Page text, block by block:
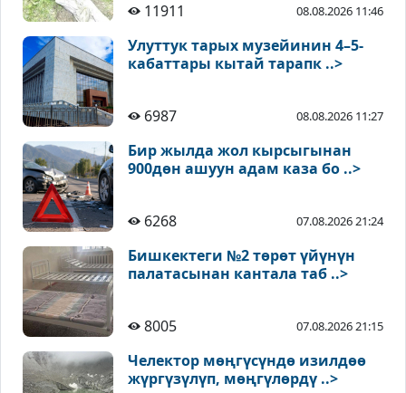
11911 08.08.2026 11:46
Улуттук тарых музейинин 4–5-
кабаттары кытай тарапк ..>
6987 08.08.2026 11:27
Бир жылда жол кырсыгынан
900дөн ашуун адам каза бо ..>
6268 07.08.2026 21:24
Бишкектеги №2 төрөт үйүнүн
палатасынан кантала таб ..>
8005 07.08.2026 21:15
Челектор мөңгүсүндө изилдөө
жүргүзүлүп, мөңгүлөрдү ..>